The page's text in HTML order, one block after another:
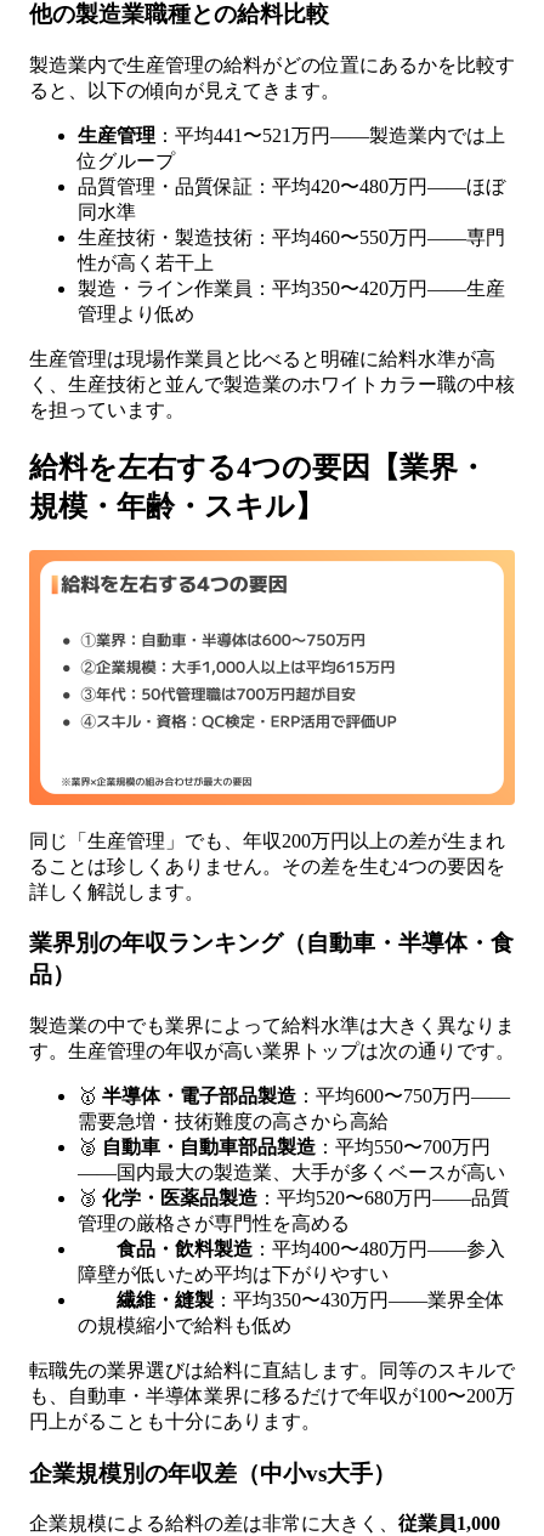
他の製造業職種との給料比較
製造業内で生産管理の給料がどの位置にあるかを比較す
ると、以下の傾向が見えてきます。
生産管理 ：平均441〜521万円——製造業内では上
位グループ
品質管理・品質保証：平均420〜480万円——ほぼ
同水準
生産技術・製造技術：平均460〜550万円——専門
性が高く若干上
製造・ライン作業員：平均350〜420万円——生産
管理より低め
生産管理は現場作業員と比べると明確に給料水準が高
く、生産技術と並んで製造業のホワイトカラー職の中核
を担っています。
給料を左右する4つの要因【業界・
規模・年齢・スキル】
同じ「生産管理」でも、年収200万円以上の差が生まれ
ることは珍しくありません。その差を生む4つの要因を
詳しく解説します。
業界別の年収ランキング（自動車・半導体・食
品）
製造業の中でも業界によって給料水準は大きく異なりま
す。生産管理の年収が高い業界トップは次の通りです。
🥇 半導体・電子部品製造 ：平均600〜750万円——
需要急増・技術難度の高さから高給
🥈 自動車・自動車部品製造 ：平均550〜700万円
——国内最大の製造業、大手が多くベースが高い
🥉 化学・医薬品製造 ：平均520〜680万円——品質
管理の厳格さが専門性を高める
食品・飲料製造 ：平均400〜480万円——参入
障壁が低いため平均は下がりやすい
繊維・縫製 ：平均350〜430万円——業界全体
の規模縮小で給料も低め
転職先の業界選びは給料に直結します。同等のスキルで
も、自動車・半導体業界に移るだけで年収が100〜200万
円上がることも十分にあります。
企業規模別の年収差（中小vs大手）
企業規模による給料の差は非常に大きく、 従業員1,000